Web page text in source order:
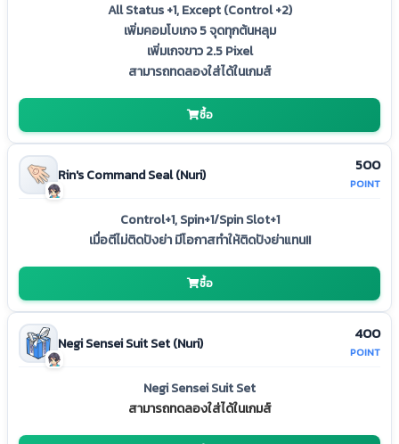
All Status +1, Except (Control +2)
เพิ่มคอมโบเกจ 5 จุดทุกต้นหลุม
เพิ่มเกจขาว 2.5 Pixel
สามารถทดลองใส่ได้ในเกมส์
ซื้อ
Rin's Command Seal (Nuri)
Control+1, Spin+1/Spin Slot+1
เมื่อตีไม่ติดปังย่า มีโอกาสทำให้ติดปังย่าแทน!!
500
POINT
ซื้อ
Negi Sensei Suit Set (Nuri)
Negi Sensei Suit Set
สามารถทดลองใส่ได้ในเกมส์
400
POINT